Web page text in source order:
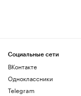
Социальные сети
ВКонтакте
Одноклассники
Telegram